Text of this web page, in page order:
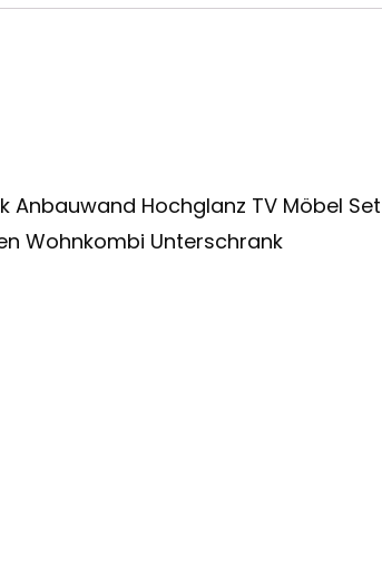
Anbauwand Hochglanz TV Möbel Set
Wohnkombi Unterschrank